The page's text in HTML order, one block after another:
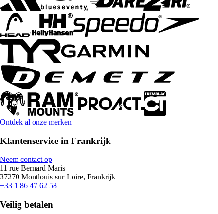
Ontdek al onze merken
Klantenservice in Frankrijk
Neem contact op
11 rue Bernard Maris
37270 Montlouis-sur-Loire, Frankrijk
+33 1 86 47 62 58
Veilig betalen